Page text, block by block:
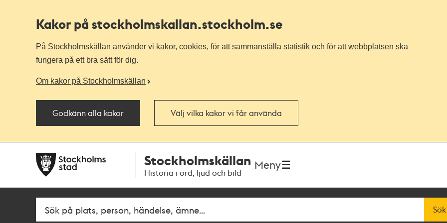
Kakor på stockholmskallan.stockholm.se
På Stockholmskällan använder vi kakor, cookies, för att sammanställa statistik och för att webbplatsen ska
fungera på ett bra sätt för dig.
Om kakor på Stockholmskällan
Godkänn alla kakor Välj vilka kakor vi får använda
navigationen
huvudinnehållet
Stockholmskällan
Historia i ord, ljud och bild
Meny
Fritextsök Sök